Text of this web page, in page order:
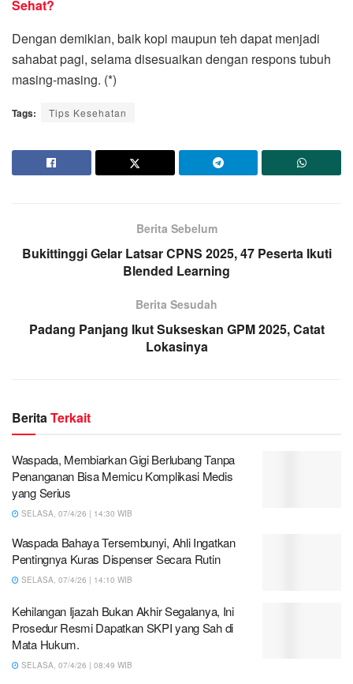
Sehat?
Dengan demikian, baik kopi maupun teh dapat menjadi
sahabat pagi, selama disesuaikan dengan respons tubuh
masing-masing. (*)
Tags: Tips Kesehatan
Berita Sebelum
Bukittinggi Gelar Latsar CPNS 2025, 47 Peserta Ikuti
Blended Learning
Berita Sesudah
Padang Panjang Ikut Sukseskan GPM 2025, Catat
Lokasinya
BeritaTerkait
Waspada, Membiarkan Gigi Berlubang Tanpa
Penanganan Bisa Memicu Komplikasi Medis
yang Serius
SELASA, 07/4/26 | 14:30 WIB
Waspada Bahaya Tersembunyi, Ahli Ingatkan
Pentingnya Kuras Dispenser Secara Rutin
SELASA, 07/4/26 | 14:10 WIB
Kehilangan Ijazah Bukan Akhir Segalanya, Ini
Prosedur Resmi Dapatkan SKPI yang Sah di
Mata Hukum.
SELASA, 07/4/26 | 08:49 WIB